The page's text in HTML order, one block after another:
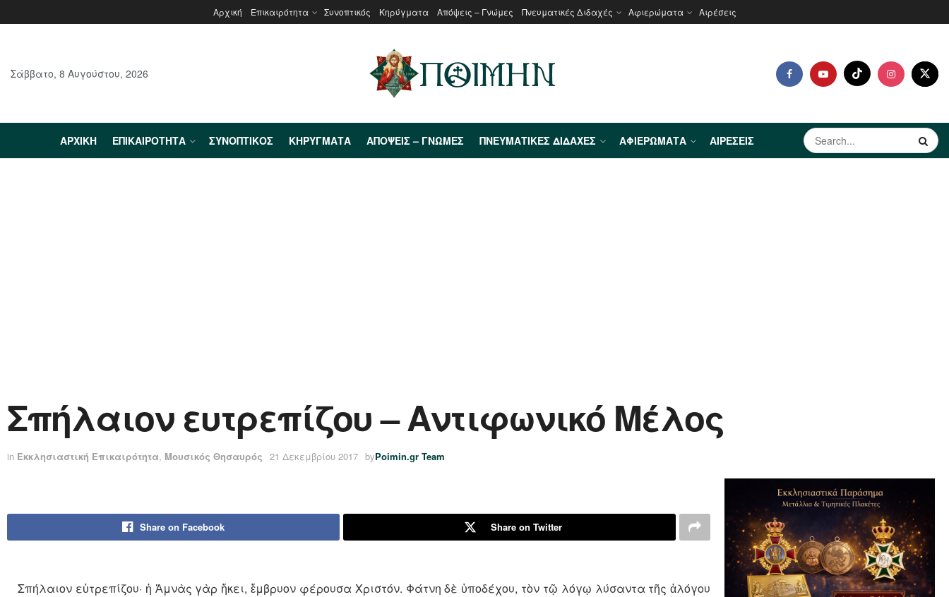
Αρχική Επικαιρότητα Συνοπτικός Κηρύγματα Απόψεις – Γνώμες Πνευματικές Διδαχές Αφιερώματα Αιρέσεις
Σάββατο, 8 Αυγούστου, 2026
ΑΡΧΙΚΉ ΕΠΙΚΑΙΡΌΤΗΤΑ ΣΥΝΟΠΤΙΚΌΣ ΚΗΡΎΓΜΑΤΑ ΑΠΌΨΕΙΣ – ΓΝΏΜΕΣ ΠΝΕΥΜΑΤΙΚΈΣ ΔΙΔΑΧΈΣ ΑΦΙΕΡΏΜΑΤΑ ΑΙΡΈΣΕΙΣ
Σπήλαιον ευτρεπίζου – Αντιφωνικό Μέλος
in Εκκλησιαστική Επικαιρότητα, Μουσικός Θησαυρός 21 Δεκεμβρίου 2017 byPoimin.gr Team
Share on Facebook Share on Twitter
Σπήλαιον εὐτρεπίζου· ἡ Ἀμνὰς γὰρ ἥκει, ἔμβρυον φέρουσα Χριστόν. Φάτνη δὲ ὑποδέχου, τὸν τῷ λόγῳ λύσαντα τῆς ἀλόγου